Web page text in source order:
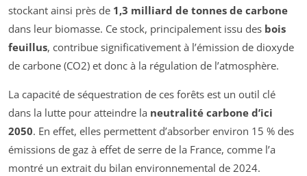
stockant ainsi près de 1,3 milliard de tonnes de carbone
dans leur biomasse. Ce stock, principalement issu des bois
feuillus, contribue significativement à l’émission de dioxyde
de carbone (CO2) et donc à la régulation de l’atmosphère.
La capacité de séquestration de ces forêts est un outil clé
dans la lutte pour atteindre la neutralité carbone d’ici
2050. En effet, elles permettent d’absorber environ 15 % des
émissions de gaz à effet de serre de la France, comme l’a
montré un extrait du bilan environnemental de 2024.